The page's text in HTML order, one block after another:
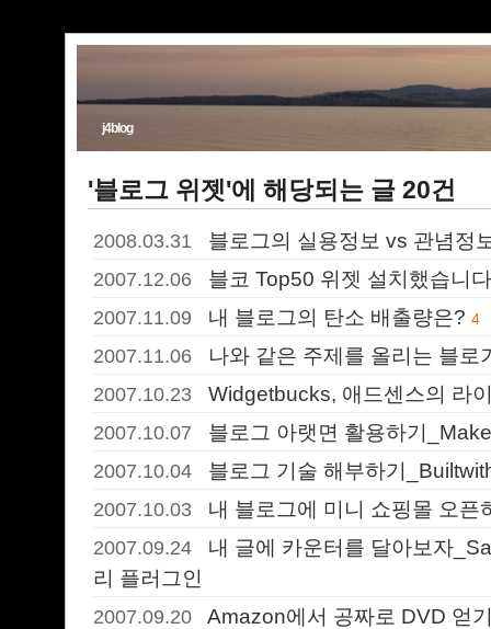
j4blog
'블로그 위젯'에 해당되는 글 20건
2008.03.31 블로그의 실용정보 vs 관념정
2007.12.06 블코 Top50 위젯 설치했습니
2007.11.09 내 블로그의 탄소 배출량은? 4
2007.11.06 나와 같은 주제를 올리는 블로
2007.10.23 Widgetbucks, 애드센스의 라
2007.10.07 블로그 아랫면 활용하기
2007.10.04 블로그 기술 해부하기
2007.10.03 내 블로그에 미니 쇼핑몰 오
2007.09.24
내 글에 카운터를 달아보자
리 플러그인
2007.09.20 Amazon에서 공짜로 DVD 얻